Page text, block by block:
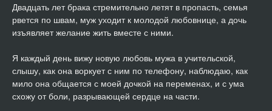
07:16
025
026
09:15
027
Двадцать лет брака стремительно летят в пропасть, семья
рвется по швам, муж уходит к молодой любовнице, а дочь
изъявляет желание жить вместе с ними.
Я каждый день вижу новую любовь мужа в учительской,
слышу, как она воркует с ним по телефону, наблюдаю, как
мило она общается с моей дочкой на переменах, и с ума
схожу от боли, разрывающей сердце на части.